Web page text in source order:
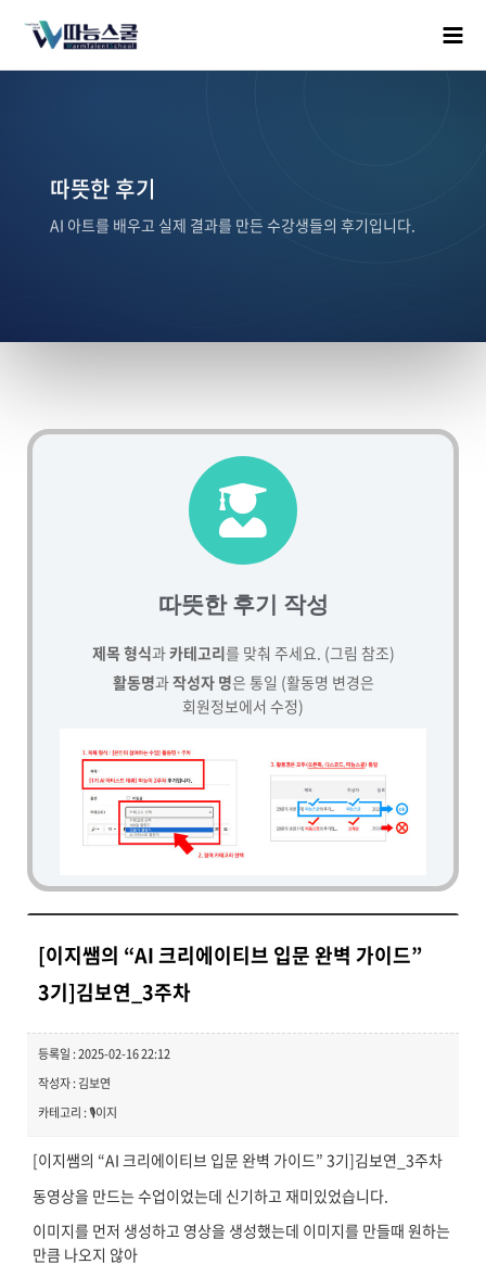
따뜻한 후기
AI 아트를 배우고 실제 결과를 만든 수강생들의 후기입니다.
따뜻한 후기 작성
제목 형식과카테고리를 맞춰 주세요. (그림 참조)
활동명과작성자 명은 통일 (활동명 변경은
회원정보에서 수정)
[이지쌤의 “AI 크리에이티브 입문 완벽 가이드”
3기]김보연_3주차
등록일 : 2025-02-16 22:12
작성자 : 김보연
카테고리 : 🎙️이지
[이지쌤의 “AI 크리에이티브 입문 완벽 가이드” 3기]김보연_3주차
동영상을 만드는 수업이었는데 신기하고 재미있었습니다.
이미지를 먼저 생성하고 영상을 생성했는데 이미지를 만들때 원하는
만큼 나오지 않아